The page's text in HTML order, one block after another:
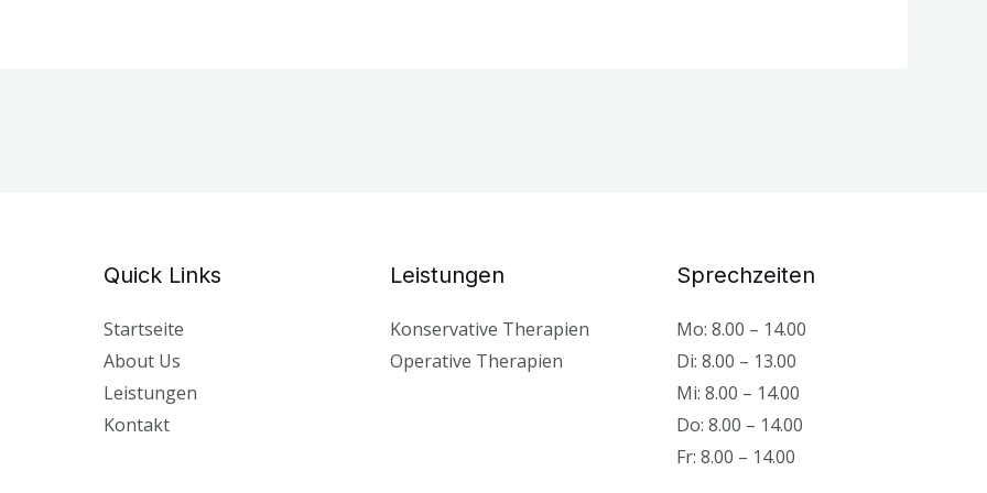
Quick Links
Startseite
About Us
Leistungen
Kontakt
Leistungen
Konservative Therapien
Operative Therapien
Sprechzeiten
Mo: 8.00 – 14.00
Di: 8.00 – 13.00
Mi: 8.00 – 14.00
Do: 8.00 – 14.00
Fr: 8.00 – 14.00